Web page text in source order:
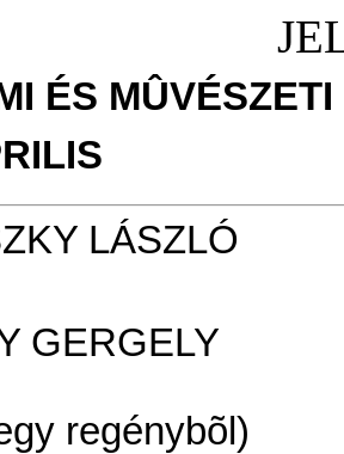
ÉS
LÁSZLÓ
GERGELY
regénybõl)